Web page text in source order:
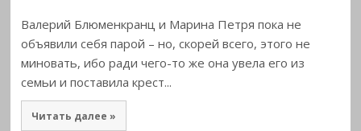
Валерий Блюменкранц и Марина Петря пока не
объявили себя парой – но, скорей всего, этого не
миновать, ибо ради чего-то же она увела его из
семьи и поставила крест...
Читать далее »